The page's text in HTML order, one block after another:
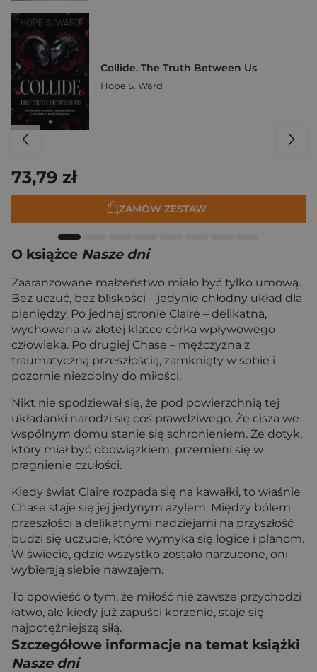
Collide. The Truth Between Us
Hope S. Ward
73,79 zł
ZAMÓW ZESTAW
O książce Nasze dni
Zaaranżowane małżeństwo miało być tylko umową.
Bez uczuć, bez bliskości – jedynie chłodny układ dla
pieniędzy. Po jednej stronie Claire – delikatna,
wychowana w złotej klatce córka wpływowego
człowieka. Po drugiej Chase – mężczyzna z
traumatyczną przeszłością, zamknięty w sobie i
pozornie niezdolny do miłości.
Nikt nie spodziewał się, że pod powierzchnią tej
układanki narodzi się coś prawdziwego. Że cisza we
wspólnym domu stanie się schronieniem. Że dotyk,
który miał być obowiązkiem, przemieni się w
pragnienie czułości.
Kiedy świat Claire rozpada się na kawałki, to właśnie
Chase staje się jej jedynym azylem. Między bólem
przeszłości a delikatnymi nadziejami na przyszłość
budzi się uczucie, które wymyka się logice i planom.
W świecie, gdzie wszystko zostało narzucone, oni
wybierają siebie nawzajem.
To opowieść o tym, że miłość nie zawsze przychodzi
łatwo, ale kiedy już zapuści korzenie, staje się
najpotężniejszą siłą.
Szczegółowe informacje na temat książki
Nasze dni